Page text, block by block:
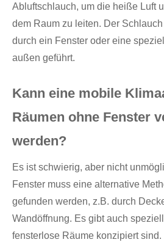
Abluftschlauch, um die heiße Luft
dem Raum zu leiten. Der
durch ein Fenster oder eine
außen geführt.
Kann eine mobile
Räumen ohne Fenster
werden?
Es ist schwierig, aber nicht
Fenster muss eine alternative
gefunden werden, z.B. durch
Wandöffnung. Es gibt auch
fensterlose Räume konzipiert sind.